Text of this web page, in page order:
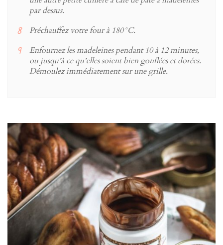
par dessus.
Préchauffez votre four à 180°C.
Enfournez les madeleines pendant 10 à 12 minutes,
ou jusqu’à ce qu’elles soient bien gonflées et dorées.
Démoulez immédiatement sur une grille.